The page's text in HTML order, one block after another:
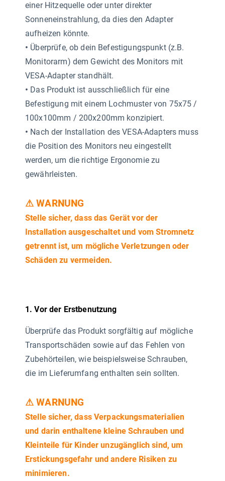
einer Hitzequelle oder unter direkter
Sonneneinstrahlung, da dies den Adapter
aufheizen könnte.
• Überprüfe, ob dein Befestigungspunkt (z.B.
Monitorarm) dem Gewicht des Monitors mit
VESA-Adapter standhält.
• Das Produkt ist ausschließlich für eine
Befestigung mit einem Lochmuster von 75x75 /
100x100mm / 200x200mm konzipiert.
• Nach der Installation des VESA-Adapters muss
die Position des Monitors neu eingestellt
werden, um die richtige Ergonomie zu
gewährleisten.
⚠ WARNUNG
Stelle sicher, dass das Gerät vor der
Installation ausgeschaltet und vom Stromnetz
getrennt ist, um mögliche Verletzungen oder
Schäden zu vermeiden.
1. Vor der Erstbenutzung
Überprüfe das Produkt sorgfältig auf mögliche
Transportschäden sowie auf das Fehlen von
Zubehörteilen, wie beispielsweise Schrauben,
die im Lieferumfang enthalten sein sollten.
⚠ WARNUNG
Stelle sicher, dass Verpackungsmaterialien
und darin enthaltene kleine Schrauben und
Kleinteile für Kinder unzugänglich sind, um
Erstickungsgefahr und andere Risiken zu
minimieren.